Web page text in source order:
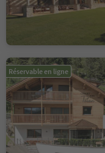
Réservable en ligne